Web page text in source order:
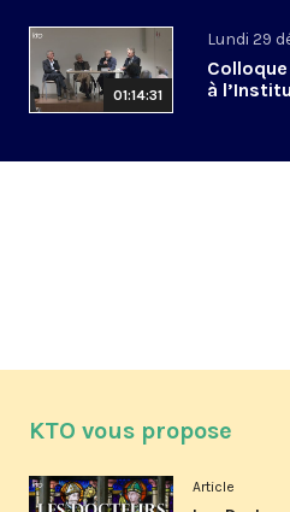
01:14:31
Lundi 29
à
KTO vous propose
Article